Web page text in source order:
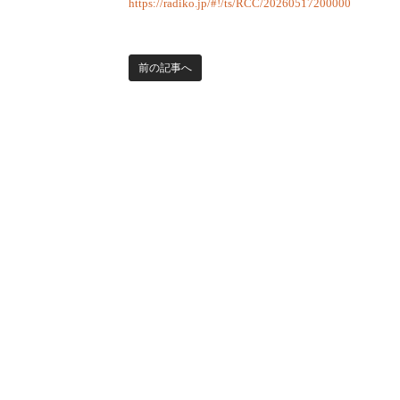
https://radiko.jp/#!/ts/RCC/20260517200000
前の記事へ